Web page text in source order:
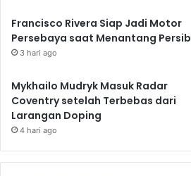
Francisco Rivera Siap Jadi Motor
Persebaya saat Menantang Persib
3 hari ago
Mykhailo Mudryk Masuk Radar
Coventry setelah Terbebas dari
Larangan Doping
4 hari ago